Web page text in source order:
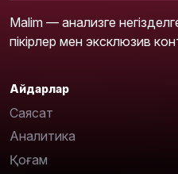
Malim — анализге
пікірлер мен эксклюзив
Айдарлар
Саясат
Аналитика
Қоғам